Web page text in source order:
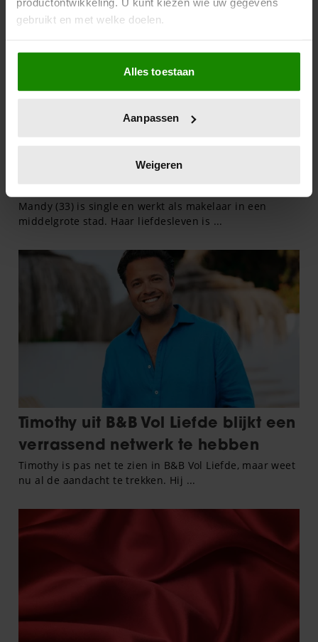
gebruikt en met welke doelen.
Als u het toestaat, willen we ook graag:
Informatie verzamelen over uw geografische
locatie, die tot een paar meter nauwkeurig kan zijn
scannen op specifieke eigenschappen (fingerprinting)
verwerkt en stel uw voorkeuren in het
intrekken in de Cookieverklaring.
We gebruiken cookies om content en advertenties te
en om ons websiteverkeer te analyseren. Ook delen we
informatie over uw gebruik van onze site met onze
partners voor social media, adverteren en analyse. Deze
partners kunnen deze gegevens combineren met andere
informatie die u aan ze heeft verstrekt of die ze hebben
verzameld op basis van uw gebruik van hun services. U
gaat akkoord met onze cookies als u onze website blijft
Alles toestaan
Aanpassen
Weigeren